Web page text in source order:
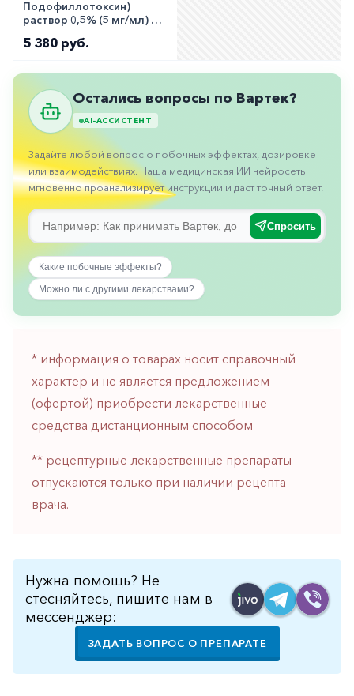
Тромбозы
Урология
Ухо-
горло-
нос
Хирургия
Щитовидная
железа
Подофиллотоксин)
раствор 0,5% (5 мг/мл) 3.5
5 380 руб.
Остались вопросы по Вартек?
AI-АССИСТЕНТ
Задайте любой вопрос о побочных эффектах, дозировке
или взаимодействиях. Наша медицинская ИИ нейросеть
мгновенно проанализирует инструкции и даст точный ответ.
Спросить
Какие побочные эффекты?
Можно ли с другими лекарствами?
* информация о товарах носит справочный
характер и не является предложением
(офертой) приобрести лекарственные
средства дистанционным способом
** рецептурные лекарственные препараты
отпускаются только при наличии рецепта
врача.
Нужна помощь? Не
стесняйтесь, пишите нам в
мессенджер:
ЗАДАТЬ ВОПРОС О ПРЕПАРАТЕ